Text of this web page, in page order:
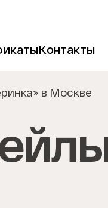
Контакты
в Москве